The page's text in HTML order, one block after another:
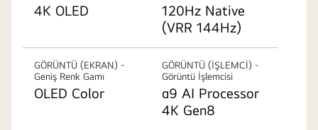
4K OLED
120Hz Native
(VRR 144Hz)
GÖRÜNTÜ (EKRAN) -
Geniş Renk Gamı
OLED Color
GÖRÜNTÜ (İŞLEMCİ) -
Görüntü İşlemcisi
α9 AI Processor
4K Gen8